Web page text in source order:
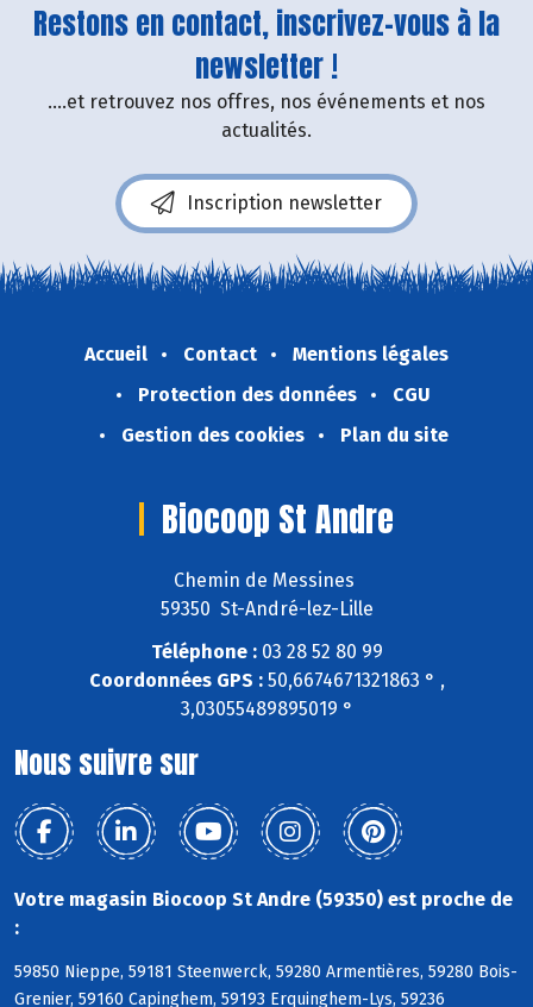
Restons en contact, inscrivez-vous à la
newsletter !
....et retrouvez nos offres, nos événements et nos
actualités.
Inscription newsletter
Accueil Contact
Mentions légales
Protection des données
CGU
Gestion des cookies
Plan du site
Biocoop St Andre
Chemin de Messines
59350 St-André-lez-Lille
Téléphone :03 28 52 80 99
Coordonnées GPS :50,6674671321863 ° ,
3,03055489895019 °
Nous suivre sur
Votre magasin Biocoop St Andre (59350) est proche de
:
59850 Nieppe, 59181 Steenwerck, 59280 Armentières, 59280 Bois-
Grenier, 59160 Capinghem, 59193 Erquinghem-Lys, 59236